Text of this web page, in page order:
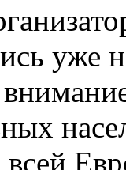
уже
всей